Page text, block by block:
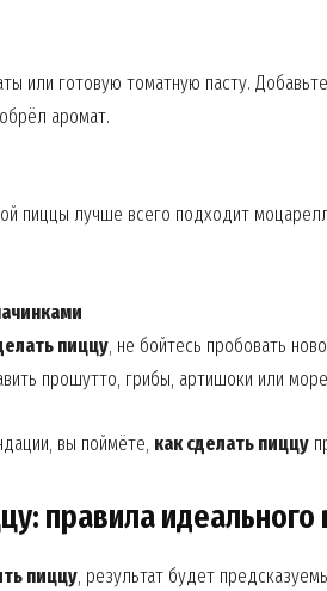
SUBSCRIBE NOW
или готовую томатную пасту.
аромат.
пиццы лучше всего подходит
пиццу, не бойтесь пробовать
прошутто, грибы, артишоки или
вы поймёте, как сделать пиццу
правила
пиццу, результат будет